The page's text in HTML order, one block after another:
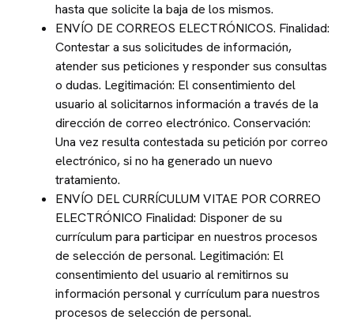
hasta que solicite la baja de los mismos.
ENVÍO DE CORREOS ELECTRÓNICOS. Finalidad:
Contestar a sus solicitudes de información,
atender sus peticiones y responder sus consultas
o dudas. Legitimación: El consentimiento del
usuario al solicitarnos información a través de la
dirección de correo electrónico. Conservación:
Una vez resulta contestada su petición por correo
electrónico, si no ha generado un nuevo
tratamiento.
ENVÍO DEL CURRÍCULUM VITAE POR CORREO
ELECTRÓNICO Finalidad: Disponer de su
currículum para participar en nuestros procesos
de selección de personal. Legitimación: El
consentimiento del usuario al remitirnos su
información personal y currículum para nuestros
procesos de selección de personal.